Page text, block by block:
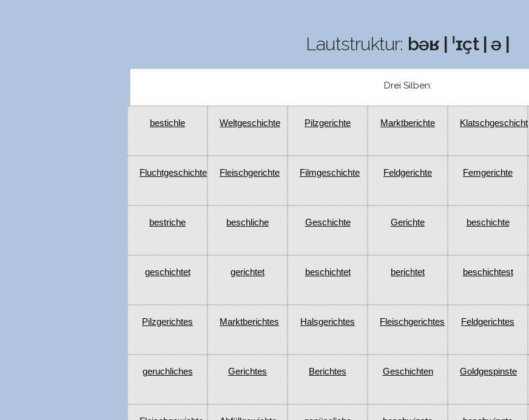
Lautstruktur: bəʁ | ˈɪçt | ə |
Drei Silben:
bestichle Weltgeschichte Pilzgerichte Marktberichte Klatschgeschichte
Fluchtgeschichte Fleischgerichte Filmgeschichte Feldgerichte Femgerichte
bestriche beschliche Geschichte Gerichte beschichte
geschichtet gerichtet beschichtet berichtet beschichtest
Pilzgerichtes Marktberichtes Halsgerichtes Fleischgerichtes Feldgerichtes
geruchliches Gerichtes Berichtes Geschichten Goldgespinste